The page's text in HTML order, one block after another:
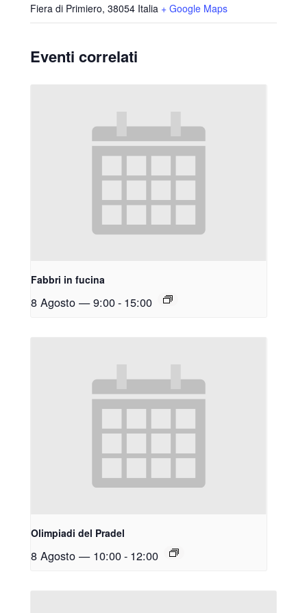
Fiera di Primiero, 38054 Italia + Google Maps
Eventi correlati
Fabbri in fucina
8 Agosto — 9:00- 15:00
Olimpiadi del Pradel
8 Agosto — 10:00- 12:00